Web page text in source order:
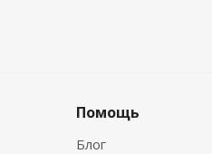
Помощь
Блог